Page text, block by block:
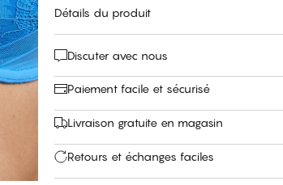
Détails du produit
Discuter avec nous
Paiement facile et sécurisé
Livraison gratuite en magasin
Retours et échanges faciles